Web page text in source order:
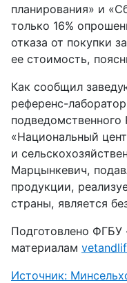
планирования» и
только 16%
отказа от покупки
ее стоимость,
Как сообщил
референс-
«Национальный
и
Марцынкевич,
продукции,
страны, является
Подготовлено ФГБУ
материалам
Источник: